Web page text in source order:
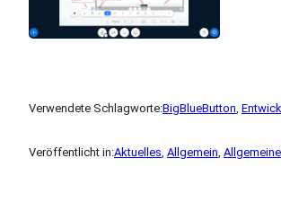
Verwendete Schlagworte:BigBlueButton
Veröffentlicht in:Aktuelles Allgemein